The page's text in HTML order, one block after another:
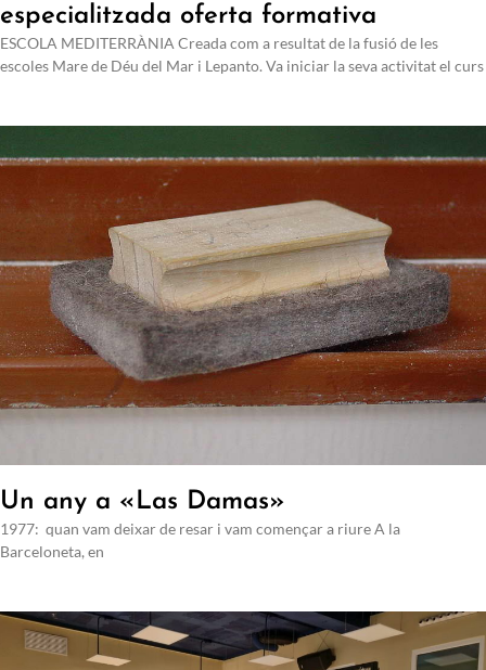
especialitzada oferta formativa
ESCOLA MEDITERRÀNIA Creada com a resultat de la fusió de les
escoles Mare de Déu del Mar i Lepanto. Va iniciar la seva activitat el curs
Un any a «Las Damas»
1977: quan vam deixar de resar i vam començar a riure A la
Barceloneta, en